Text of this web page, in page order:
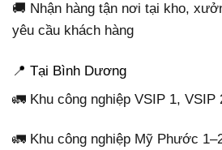
🚚 Nhận hàng tận nơi tại kho,
yêu cầu khách hàng
📍 Tại Bình Dương
🚛 Khu công nghiệp VSIP 1, VSIP
🚛 Khu công nghiệp Mỹ Phước